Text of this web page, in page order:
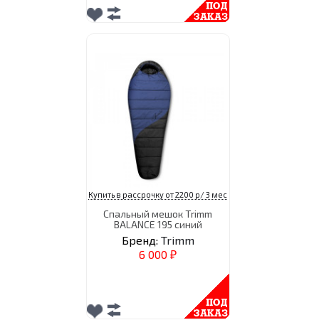
Купить в рассрочку от 2200 р/ 3 мес
Спальный мешок Trimm
BALANCE 195 синий
Бренд: Trimm
6 000 ₽